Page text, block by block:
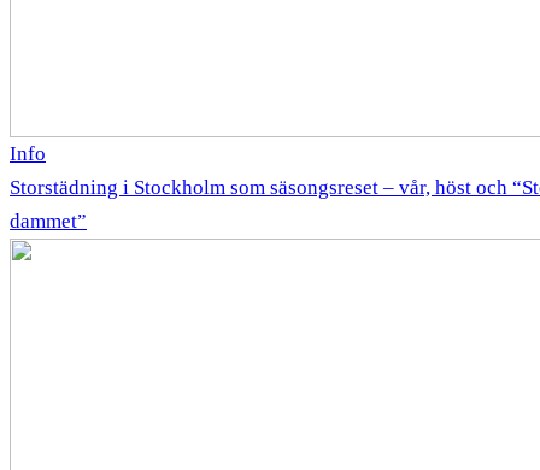
Info
Storstädning i Stockholm som säsongsreset – vår, höst och
dammet”